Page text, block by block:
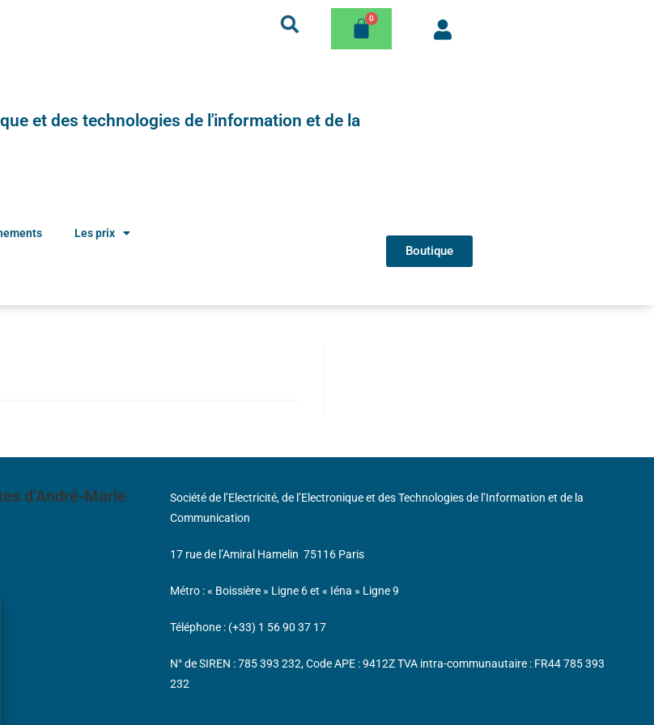
et des technologies de l'information et de la
Les prix
Boutique
d’André-Marie
Société de l’Electricité, de l’Electronique et des Technologies de l’Information et de la
Communication
17 rue de l’Amiral Hamelin 75116 Paris
Métro : « Boissière » Ligne 6 et « Iéna » Ligne 9
Téléphone : (+33) 1 56 90 37 17
N° de SIREN : 785 393 232, Code APE : 9412Z TVA intra-communautaire : FR44 785 393
232